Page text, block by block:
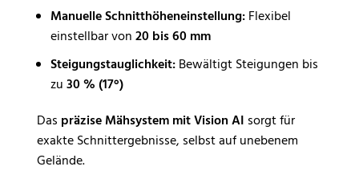
Manuelle Schnitthöheneinstellung:Flexibel
einstellbar von20 bis 60 mm
Steigungstauglichkeit:Bewältigt Steigungen bis
zu30 % (17°)
Das präzise Mähsystem mit Vision AI sorgt für
exakte Schnittergebnisse, selbst auf unebenem
Gelände.